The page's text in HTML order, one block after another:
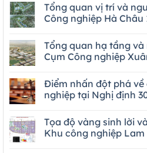
Tổng quan vị trí và
Công nghiệp Hà Châu
Tổng quan hạ tầng
Cụm Công nghiệp
Điểm nhấn đột phá
nghiệp tại Nghị định
Tọa độ vàng sinh lời
Khu công nghiệp Lam